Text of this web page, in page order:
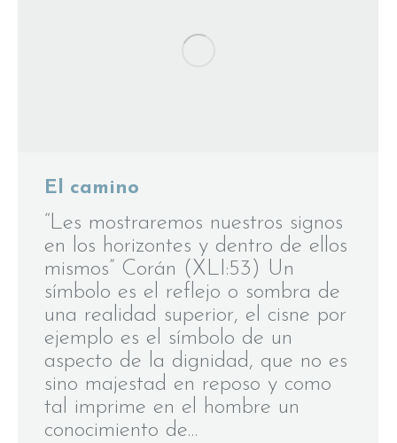
El camino
“Les mostraremos nuestros signos
en los horizontes y dentro de ellos
mismos” Corán (XLI:53) Un
símbolo es el reflejo o sombra de
una realidad superior, el cisne por
ejemplo es el símbolo de un
aspecto de la dignidad, que no es
sino majestad en reposo y como
tal imprime en el hombre un
conocimiento de…